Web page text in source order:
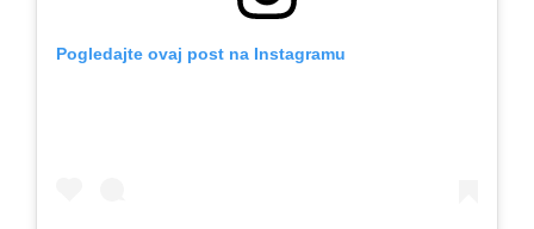
Pogledajte ovaj post na Instagramu